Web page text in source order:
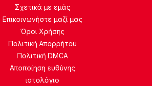
Σχετικά με εμάς
Επικοινωνήστε μαζί μας
Όροι Χρήσης
Πολιτική Απορρήτου
Πολιτική DMCA
Αποποίηση ευθύνης
ιστολόγιο